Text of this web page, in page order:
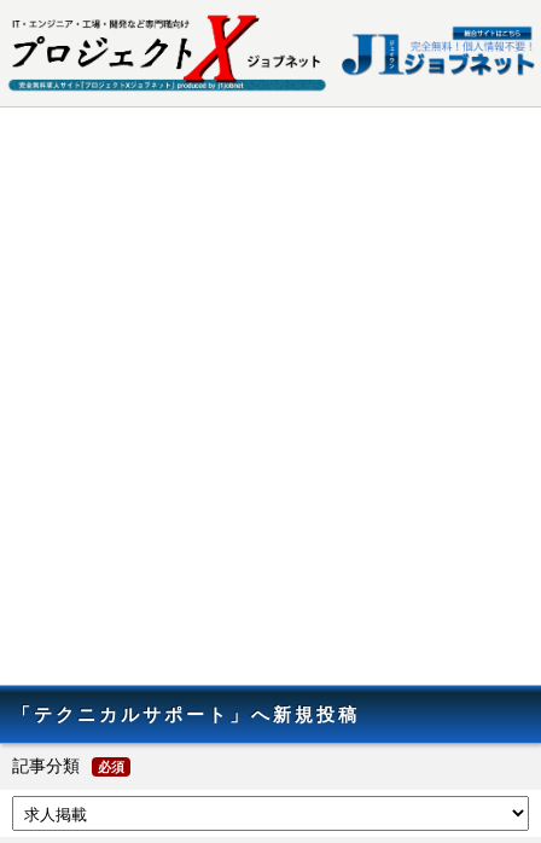
「テクニカルサポート」へ新規投稿
記事分類 必須